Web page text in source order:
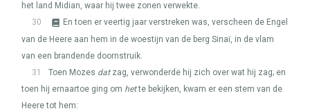
het land Midian, waar hij twee zonen verwekte.
30
En toen er veertig jaar verstreken was, verscheen de Engel
van de Heere aan hem in de woestijn van de berg Sinaï, in de vlam
van een brandende doornstruik.
31
Toen Mozes datzag, verwonderde hij zich over wat hij zag; en
toen hij ernaartoe ging om hette bekijken, kwam er een stem van de
Heere tot hem: